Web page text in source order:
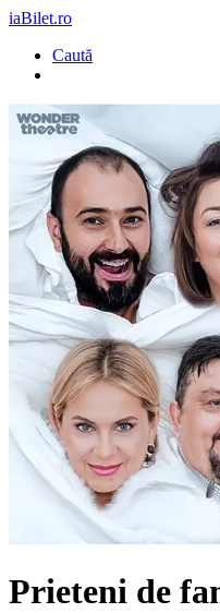
iaBilet.ro
Caută
Prieteni de